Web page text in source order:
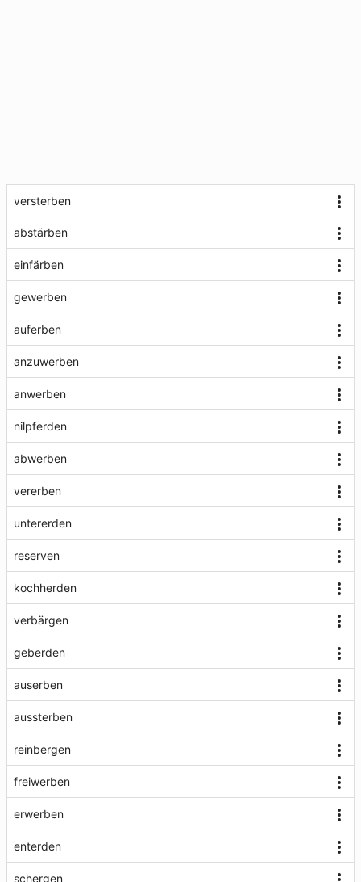
versterben
abstärben
einfärben
gewerben
auferben
anzuwerben
anwerben
nilpferden
abwerben
vererben
untererden
reserven
kochherden
verbärgen
geberden
auserben
aussterben
reinbergen
freiwerben
erwerben
enterden
schergen